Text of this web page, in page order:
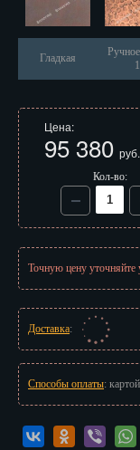
Гладкая
1
Цена:
95 380 руб.
Кол-во:
Точную цену уточняйте
Доставка:
Способы оплаты: